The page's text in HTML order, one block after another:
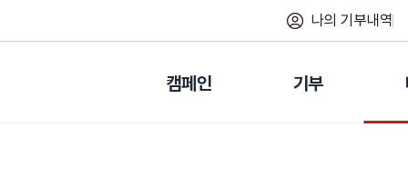
나의 기부내역
캠페인 기부